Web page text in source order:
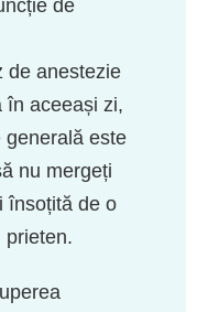
de
de anestezie
în aceeași zi,
generală este
nu mergeți
însoțită de o
prieten.